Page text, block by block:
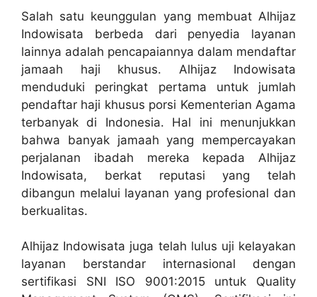
Salah satu keunggulan yang membuat Alhijaz
Indowisata berbeda dari penyedia layanan
lainnya adalah pencapaiannya dalam mendaftar
jamaah haji khusus. Alhijaz Indowisata
menduduki peringkat pertama untuk jumlah
pendaftar haji khusus porsi Kementerian Agama
terbanyak di Indonesia. Hal ini menunjukkan
bahwa banyak jamaah yang mempercayakan
perjalanan ibadah mereka kepada Alhijaz
Indowisata, berkat reputasi yang telah
dibangun melalui layanan yang profesional dan
berkualitas.
Alhijaz Indowisata juga telah lulus uji kelayakan
layanan berstandar internasional dengan
sertifikasi SNI ISO 9001:2015 untuk Quality